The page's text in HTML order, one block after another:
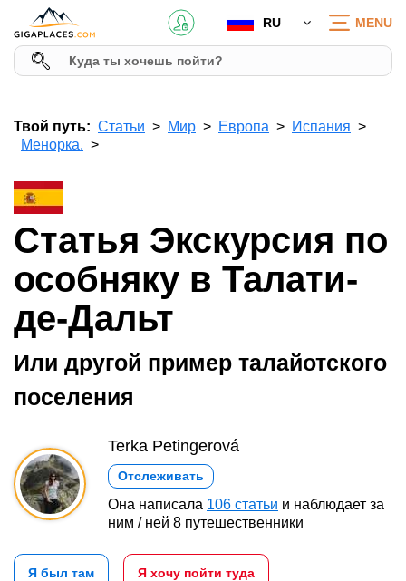
RU MENU
Твой путь: Статьи Мир Европа
Испания
Менорка.
Статья Экскурсия по
особняку в Талати-
де-Дальт
Или другой пример талайотского
поселения
Terka Petingerová
Отслеживать
Она написала 106 статьи и наблюдает за
ним / ней 8 путешественники
Я был там Я хочу пойти туда